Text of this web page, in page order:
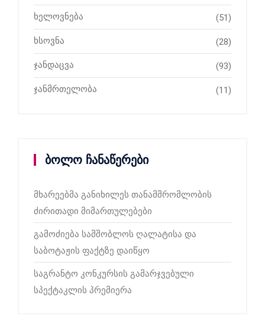
ხელოვნება (51)
ხსოვნა (28)
ჯანდაცვა (93)
ჯანმრთელობა (11)
ბოლო ჩანაწერები
მხარეებმა განიხილეს თანამშრომლობის
ძირითადი მიმართულებები
გამოძიება სამშობლოს ღალატისა და
საბოტაჟის ფაქტზე დაიწყო
საგრანტო კონკურსის გამარჯვებული
სპექტაკლის პრემიერა